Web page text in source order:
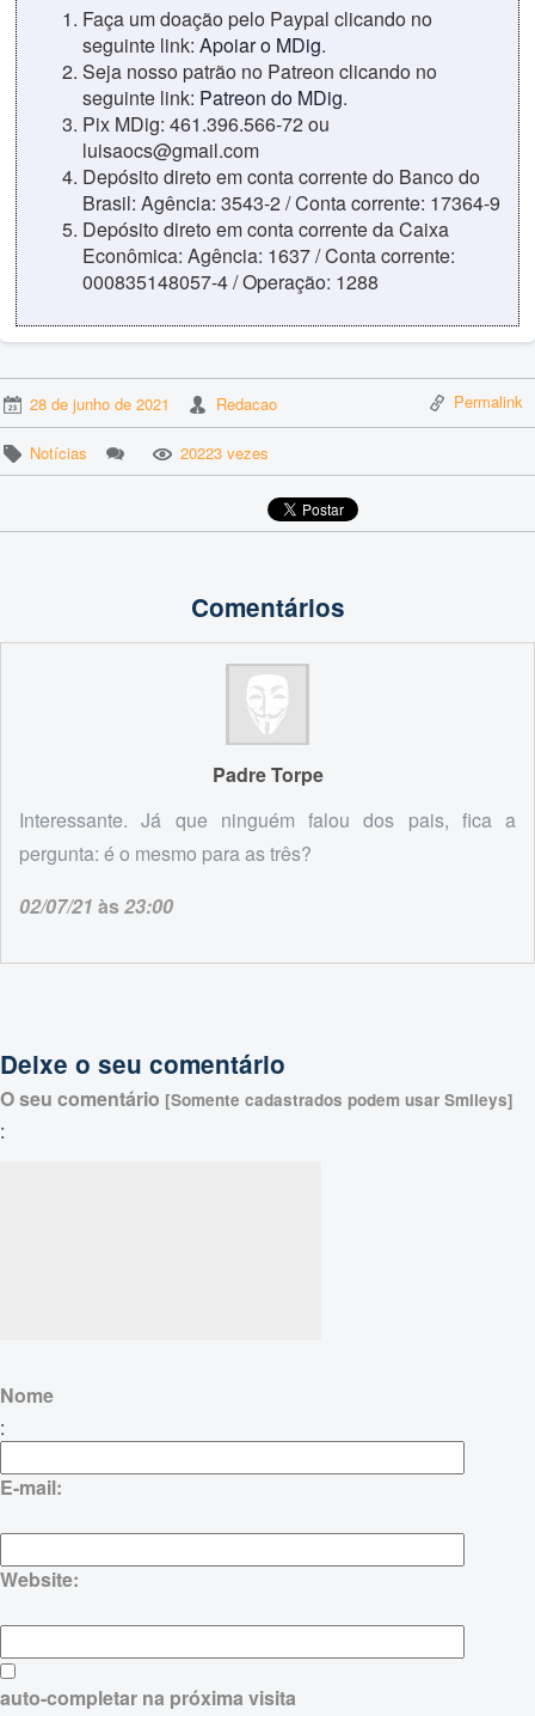
Faça um doação pelo Paypal clicando no
seguinte link: Apoiar o MDig.
Seja nosso patrão no Patreon clicando no
seguinte link: Patreon do MDig.
Pix MDig: 461.396.566-72 ou
luisaocs@gmail.com
Depósito direto em conta corrente do Banco do
Brasil: Agência: 3543-2 / Conta corrente: 17364-9
Depósito direto em conta corrente da Caixa
Econômica: Agência: 1637 / Conta corrente:
000835148057-4 / Operação: 1288
28 de junho de 2021 Redacao Permalink
Notícias 20223 vezes
Comentários
Padre Torpe
Interessante. Já que ninguém falou dos pais, fica a
pergunta: é o mesmo para as três?
02/07/21 às23:00
Deixe o seu comentário
O seu comentário [Somente cadastrados podem usar Smileys]
:
Nome
:
E-mail:
Website:
auto-completar na próxima visita